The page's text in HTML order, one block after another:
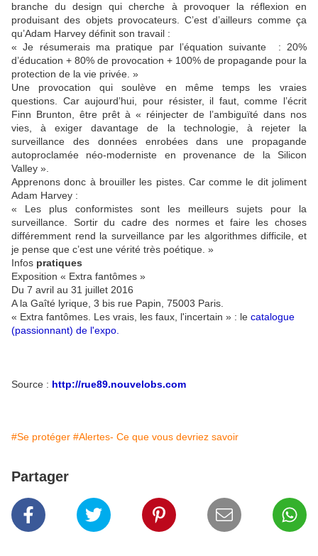
branche du design qui cherche à provoquer la réflexion en
produisant des objets provocateurs. C’est d’ailleurs comme ça
qu’Adam Harvey définit son travail :
« Je résumerais ma pratique par l’équation suivante : 20%
d’éducation + 80% de provocation + 100% de propagande pour la
protection de la vie privée. »
Une provocation qui soulève en même temps les vraies
questions. Car aujourd’hui, pour résister, il faut, comme l’écrit
Finn Brunton, être prêt à « réinjecter de l’ambiguïté dans nos
vies, à exiger davantage de la technologie, à rejeter la
surveillance des données enrobées dans une propagande
autoproclamée néo-moderniste en provenance de la Silicon
Valley ».
Apprenons donc à brouiller les pistes. Car comme le dit joliment
Adam Harvey :
« Les plus conformistes sont les meilleurs sujets pour la
surveillance. Sortir du cadre des normes et faire les choses
différemment rend la surveillance par les algorithmes difficile, et
je pense que c’est une vérité très poétique. »
Infos pratiques
Exposition « Extra fantômes »
Du 7 avril au 31 juillet 2016
A la Gaîté lyrique, 3 bis rue Papin, 75003 Paris.
« Extra fantômes. Les vrais, les faux, l'incertain » : le catalogue
(passionnant) de l'expo.
Source : http://rue89.nouvelobs.com
#Se protéger #Alertes- Ce que vous devriez savoir
Partager